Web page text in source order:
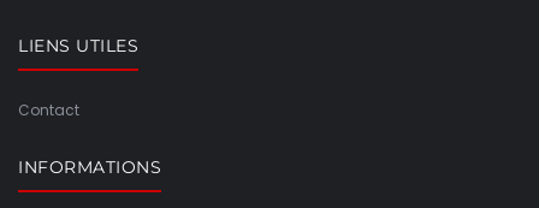
LIENS UTILES
Contact
INFORMATIONS